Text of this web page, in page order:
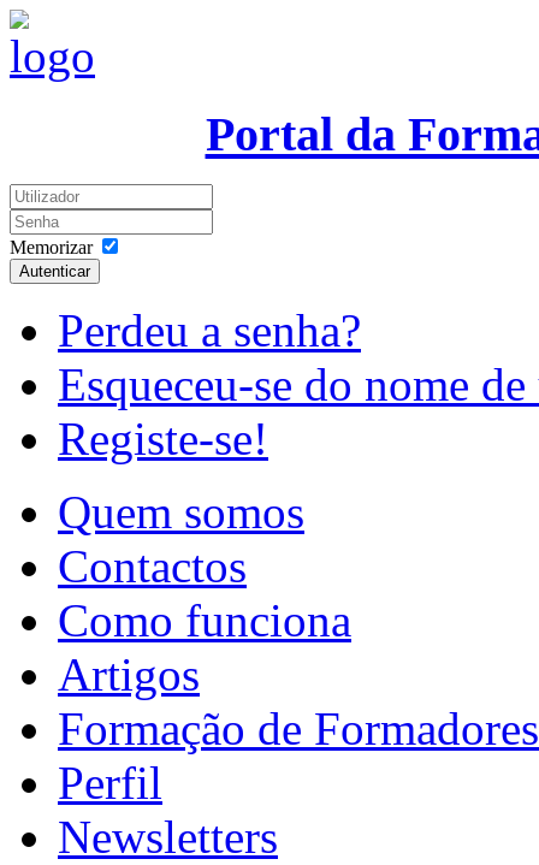
Portal da
Memorizar
Autenticar
Perdeu a senha?
Esqueceu-se do nome
Registe-se!
Quem somos
Contactos
Como funciona
Artigos
Formação de Formadores
Perfil
Newsletters